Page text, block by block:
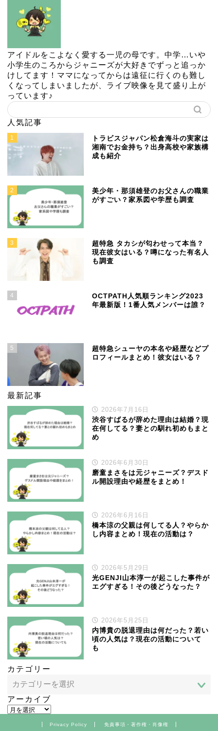
アイドルをこよなく愛する一児の母です。中学…いや
小学生のころからジャニーズが大好きでずっと追っか
けしてます！ママになってからは遠征に行くのも難し
くなってしまいましたが、ライブ映像を見て盛り上が
っています♪
人気記事
1
トラビスジャパン松倉海斗の実家は
湘南でお金持ち？出身高校や家族構
成も紹介
2
美少年・那須雄登のお父さんの職業
がすごい？家系図や学歴も調査
3
超特急 タカシが匂わせって本当？
現在彼女はいる？噂になった有名人
も調査
4
OCTPATH人気順ランキング2023
年最新版！1番人気メンバーは誰？
5
超特急シューヤの本名や経歴などプ
ロフィールまとめ！彼女はいる？
最新記事
2026年7月16日
渋谷すばるが辞めた理由は結婚？現
在何してる？妻との馴れ初めもまと
め
2026年6月30日
磨童まさをは元ジャニーズ？デスド
ル開設理由や経歴をまとめ！
2026年6月16日
橋本涼の父親は何してる人？やらか
し内容まとめ！現在の活動は？
2026年5月29日
光GENJI山本淳一が起こした事件が
エグすぎる！その後どうなった？
2026年5月25日
内博貴の脱退理由は何だった？若い
頃の人気は？現在の活動について
も
カテゴリー
アーカイブ
Privacy Policy 免責事項・著作権・肖像権